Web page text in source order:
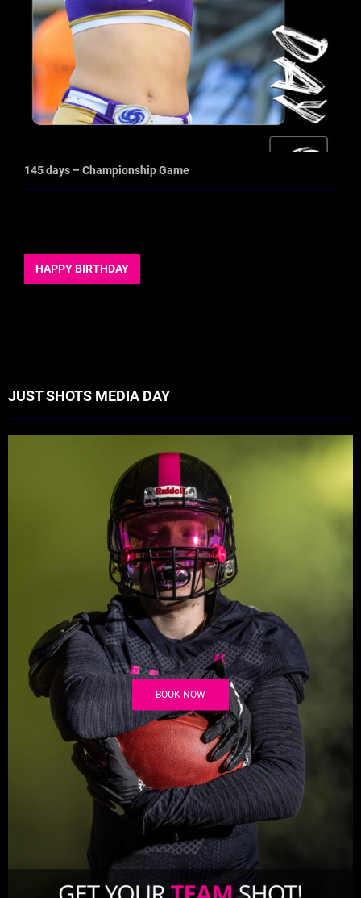
145 days – Championship Game
HAPPY BIRTHDAY
JUST SHOTS MEDIA DAY
BOOK NOW